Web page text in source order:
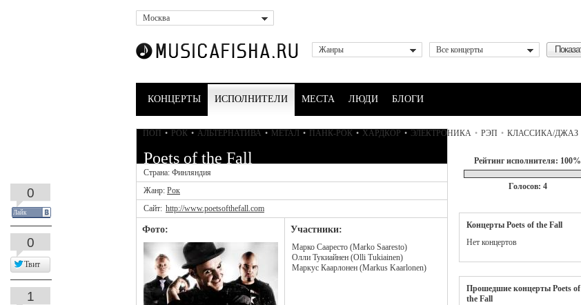
Москва
Жанры
Все концерты
КОНЦЕРТЫ ИСПОЛНИТЕЛИ МЕСТА ЛЮДИ БЛОГИ
ПОП • РОК • АЛЬТЕРНАТИВА • МЕТАЛ • ПАНК-РОК • ХАРДКОР • ЭЛЕКТРОНИКА • РЭП • КЛАССИКА/ДЖАЗ
Рейтинг исполнителя: 100%
Голосов: 4
Концерты Poets of the Fall
Нет концертов
Прошедшие концерты Poets of
the Fall
Poets of the Fall
Страна: Финляндия
Жанр: Рок
Сайт: http://www.poetsofthefall.com
Фото: Участники:
Марко Сааресто (Marko Saaresto)
Олли Тукиайнен (Olli Tukiainen)
Маркус Каарлонен (Markus Kaarlonen)
0
Лайк
0
Твит
1